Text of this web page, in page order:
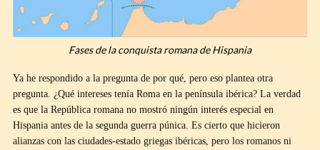
Fases de la conquista romana de Hispania
Ya he respondido a la pregunta de por qué, pero eso plantea otra
pregunta. ¿Qué intereses tenía Roma en la península ibérica? La verdad
es que la República romana no mostró ningún interés especial en
Hispania antes de la segunda guerra púnica. Es cierto que hicieron
alianzas con las ciudades-estado griegas ibéricas, pero los romanos ni